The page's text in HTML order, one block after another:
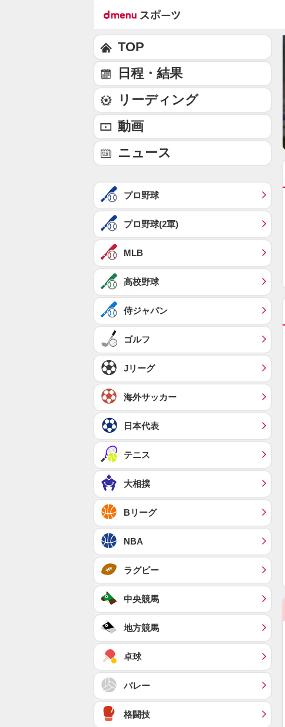
TOP
日程・結果
リーディング
動画
ニュース
プロ野球
プロ野球(2軍)
MLB
高校野球
侍ジャパン
ゴルフ
Jリーグ
海外サッカー
日本代表
テニス
大相撲
Bリーグ
NBA
ラグビー
中央競馬
地方競馬
卓球
バレー
格闘技